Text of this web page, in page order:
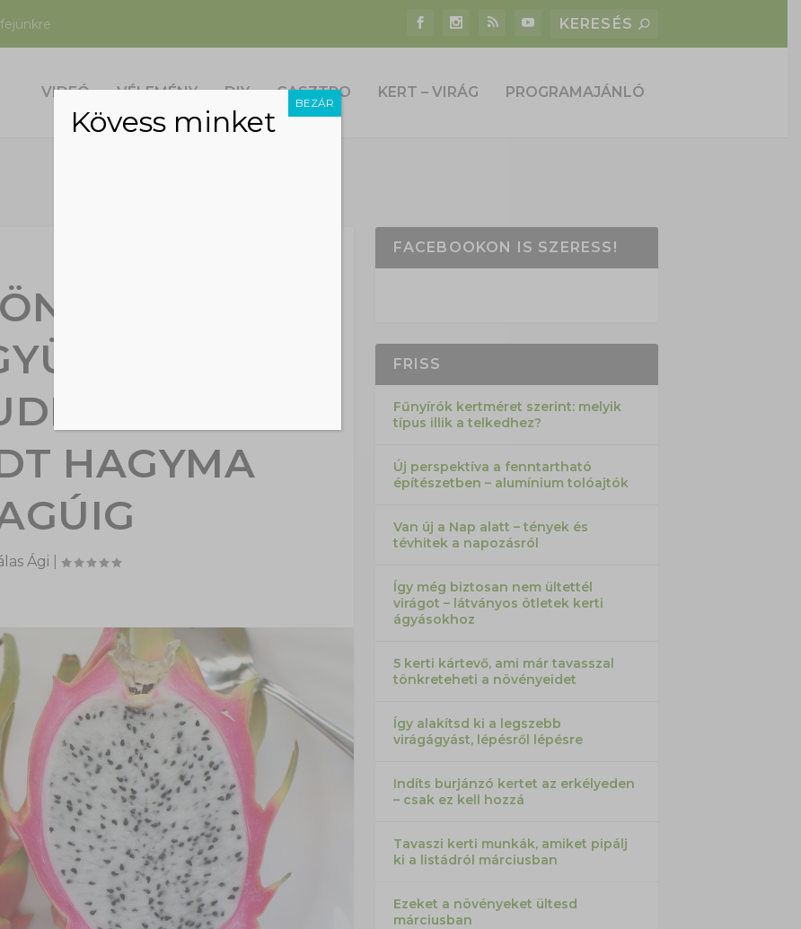
VIDEÓ VÉLEMÉNY DIY GASZTRO KERT – VIRÁG PROGRAMAJÁNLÓ
ÍZŰTŐL
HAGYMA
Ági
FACEBOOKON IS SZERESS!
FRISS
Fűnyírók kertméret szerint: melyik
típus illik a telkedhez?
Új perspektíva a fenntartható
építészetben – alumínium tolóajtók
Van új a Nap alatt – tények és
tévhitek a napozásról
Így még biztosan nem ültettél
virágot – látványos ötletek kerti
ágyásokhoz
5 kerti kártevő, ami már tavasszal
tönkreteheti a növényeidet
Így alakítsd ki a legszebb
virágágyást, lépésről lépésre
Indíts burjánzó kertet az erkélyeden
– csak ez kell hozzá
Tavaszi kerti munkák, amiket pipálj
ki a listádról márciusban
Ezeket a növényeket ültesd
márciusban
Kövess minket
BEZÁR